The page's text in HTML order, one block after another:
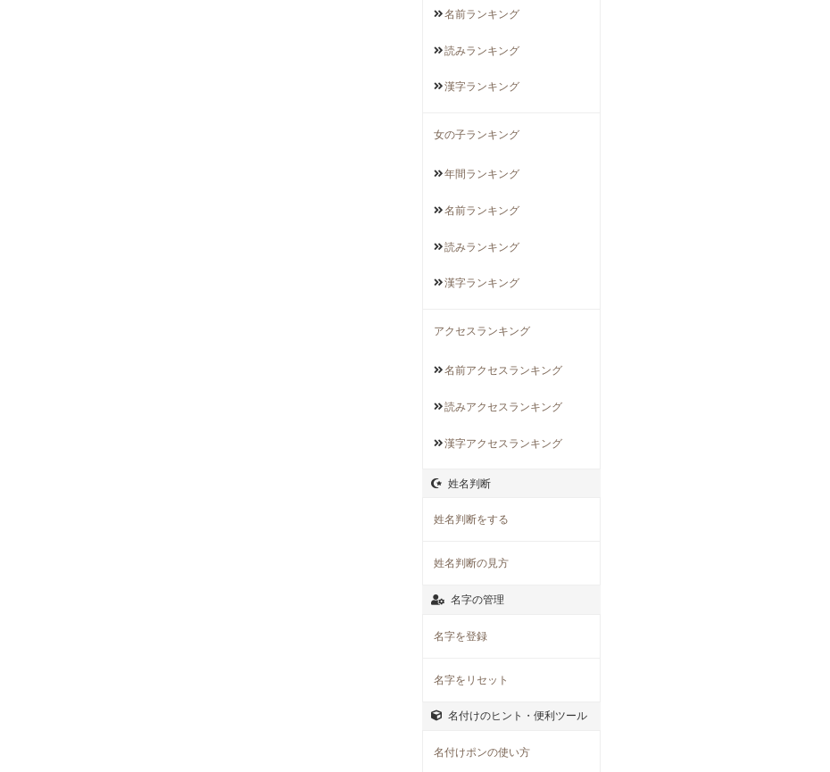
名前ランキング
読みランキング
漢字ランキング
女の子ランキング
年間 ランキング
名前ランキング
読みランキング
漢字ランキング
アクセスランキング
名前アクセスランキング
読みアクセスランキング
漢字アクセス ランキング
姓名判断
姓名判断をする
姓名判断の見方
名字の管理
名字を登録
名字をリセット
名付けのヒント・便利ツール
名付けポンの使い方